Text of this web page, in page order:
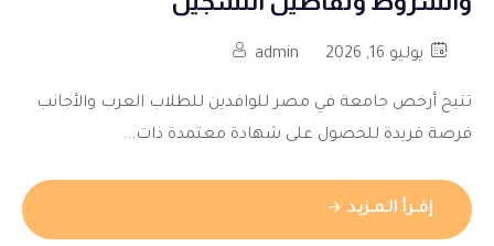
يوليو 16, 2026 admin
تتيح أرخص جامعة في مصر للوافدين للطلاب العرب والأجانب
فرصة فريدة للحصول على شهادة معتمدة ذات...
إقــرأ الـمــزيـد